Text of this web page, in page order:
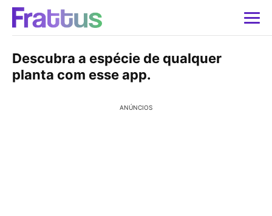
Descubra a espécie de qualquer
planta com esse app.
ANÚNCIOS